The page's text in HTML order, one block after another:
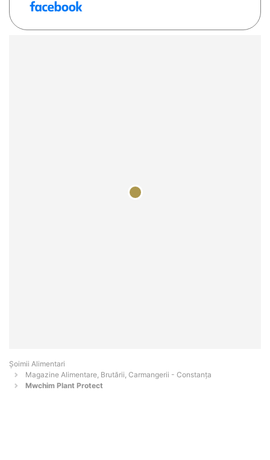
Şoimii Alimentari
Magazine Alimentare, Brutării, Carmangerii - Constanţa
Mwchim Plant Protect